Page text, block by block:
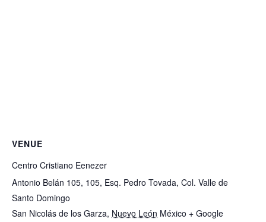
VENUE
Centro Cristiano Eenezer
Antonio Belán 105, 105, Esq. Pedro Tovada, Col. Valle de
Santo Domingo
San Nicolás de los Garza, Nuevo León México + Google